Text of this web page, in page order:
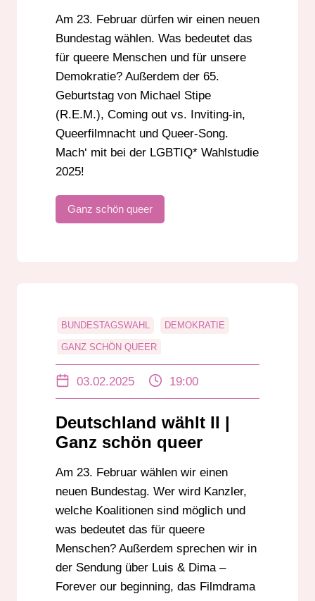
Am 23. Februar dürfen wir einen neuen
Bundestag wählen. Was bedeutet das
für queere Menschen und für unsere
Demokratie? Außerdem der 65.
Geburtstag von Michael Stipe
(R.E.M.), Coming out vs. Inviting-in,
Queerfilmnacht und Queer-Song.
Mach‘ mit bei der LGBTIQ* Wahlstudie
2025!
Ganz schön queer
BUNDESTAGSWAHL DEMOKRATIE
GANZ SCHÖN QUEER
LEON EBERSMANN
03.02.2025 19:00
Deutschland wählt II |
Ganz schön queer
Am 23. Februar wählen wir einen
neuen Bundestag. Wer wird Kanzler,
welche Koalitionen sind möglich und
was bedeutet das für queere
Menschen? Außerdem sprechen wir in
der Sendung über Luis & Dima –
Forever our beginning, das Filmdrama